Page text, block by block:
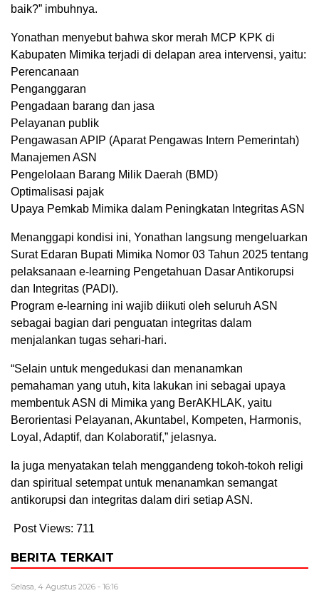
baik?” imbuhnya.
Yonathan menyebut bahwa skor merah MCP KPK di
Kabupaten Mimika terjadi di delapan area intervensi, yaitu:
Perencanaan
Penganggaran
Pengadaan barang dan jasa
Pelayanan publik
Pengawasan APIP (Aparat Pengawas Intern Pemerintah)
Manajemen ASN
Pengelolaan Barang Milik Daerah (BMD)
Optimalisasi pajak
Upaya Pemkab Mimika dalam Peningkatan Integritas ASN
Menanggapi kondisi ini, Yonathan langsung mengeluarkan
Surat Edaran Bupati Mimika Nomor 03 Tahun 2025 tentang
pelaksanaan e-learning Pengetahuan Dasar Antikorupsi
dan Integritas (PADI).
Program e-learning ini wajib diikuti oleh seluruh ASN
sebagai bagian dari penguatan integritas dalam
menjalankan tugas sehari-hari.
“Selain untuk mengedukasi dan menanamkan
pemahaman yang utuh, kita lakukan ini sebagai upaya
membentuk ASN di Mimika yang BerAKHLAK, yaitu
Berorientasi Pelayanan, Akuntabel, Kompeten, Harmonis,
Loyal, Adaptif, dan Kolaboratif,” jelasnya.
Ia juga menyatakan telah menggandeng tokoh-tokoh religi
dan spiritual setempat untuk menanamkan semangat
antikorupsi dan integritas dalam diri setiap ASN.
Post Views: 711
BERITA TERKAIT
Selasa, 4 Agustus 2026 - 16:16